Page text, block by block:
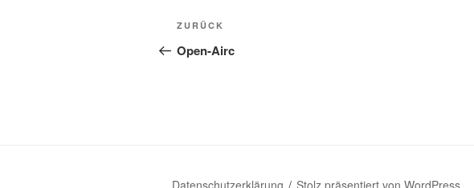
Beitragsnavigation
Vorheriger
Beitrag
ZURÜCK
Open-Airc
Datenschutzerklärung Stolz präsentiert von WordPress